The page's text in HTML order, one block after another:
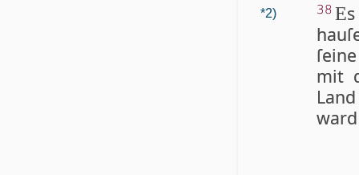
*2) 38 E
mit